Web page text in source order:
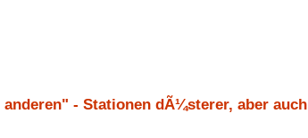
- Stationen dÃ¼sterer, aber auch